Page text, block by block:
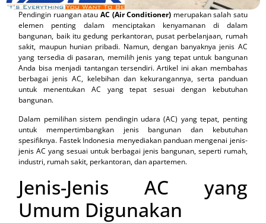
Pendingin ruangan atau AC (Air Conditioner) merupakan salah satu
elemen penting dalam menciptakan kenyamanan di dalam
bangunan, baik itu gedung perkantoran, pusat perbelanjaan, rumah
sakit, maupun hunian pribadi. Namun, dengan banyaknya jenis AC
yang tersedia di pasaran, memilih jenis yang tepat untuk bangunan
Anda bisa menjadi tantangan tersendiri. Artikel ini akan membahas
berbagai jenis AC, kelebihan dan kekurangannya, serta panduan
untuk menentukan AC yang tepat sesuai dengan kebutuhan
bangunan.
Dalam pemilihan sistem pendingin udara (AC) yang tepat, penting
untuk mempertimbangkan jenis bangunan dan kebutuhan
spesifiknya. Fastek Indonesia menyediakan panduan mengenai jenis-
jenis AC yang sesuai untuk berbagai jenis bangunan, seperti rumah,
industri, rumah sakit, perkantoran, dan apartemen.
Jenis-Jenis AC yang
Umum Digunakan